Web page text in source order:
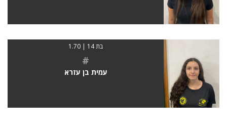
בת 14 | 1.70
#
עמית בן עזרא